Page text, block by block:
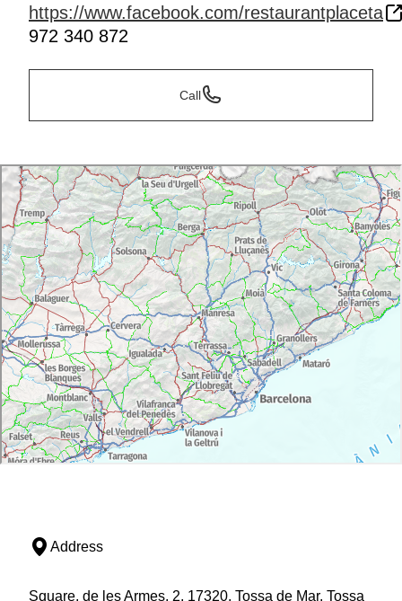
https://www.facebook.com/restaurantplaceta
972 340 872
Call
Address
Square, de les Armes, 2, 17320, Tossa de Mar, Tossa